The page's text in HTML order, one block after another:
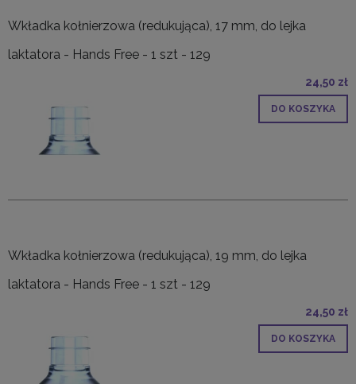
Wkładka kołnierzowa (redukująca), 17 mm, do lejka
laktatora - Hands Free - 1 szt - 129
24,50 zł
DO KOSZYKA
Wkładka kołnierzowa (redukująca), 19 mm, do lejka
laktatora - Hands Free - 1 szt - 129
24,50 zł
DO KOSZYKA